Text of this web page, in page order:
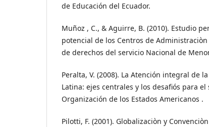
de Educación del Ecuador.
Muñoz , C., & Aguirre, B. (2010). Estudio
potencial de los Centros de
de derechos del servicio Nacional de
Peralta, V. (2008). La Atención integral de
Latina: ejes centrales y los desafiós para el
Organización de los Estados Americanos .
Pilotti, F. (2001). Globalizaciòn y